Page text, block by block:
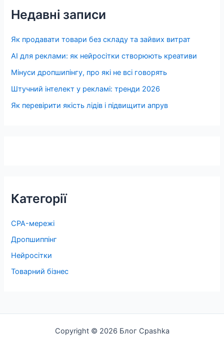
Недавні записи
Як продавати товари без складу та зайвих витрат
AI для реклами: як нейросітки створюють креативи
Мінуси дропшипінгу, про які не всі говорять
Штучний інтелект у рекламі: тренди 2026
Як перевірити якість лідів і підвищити апрув
Категорії
CPA-мережі
Дропшиппінг
Нейросітки
Товарний бізнес
Copyright © 2026 Блог Cpashka